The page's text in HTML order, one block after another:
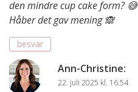
den mindre cup cake form? 😅
Håber det gav mening 🙈
besvar
Ann-Christine:
22. juli 2025 kl. 16:54